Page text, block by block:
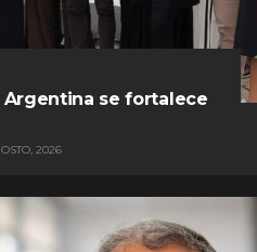
se fortalece
2026